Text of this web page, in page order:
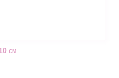
cm